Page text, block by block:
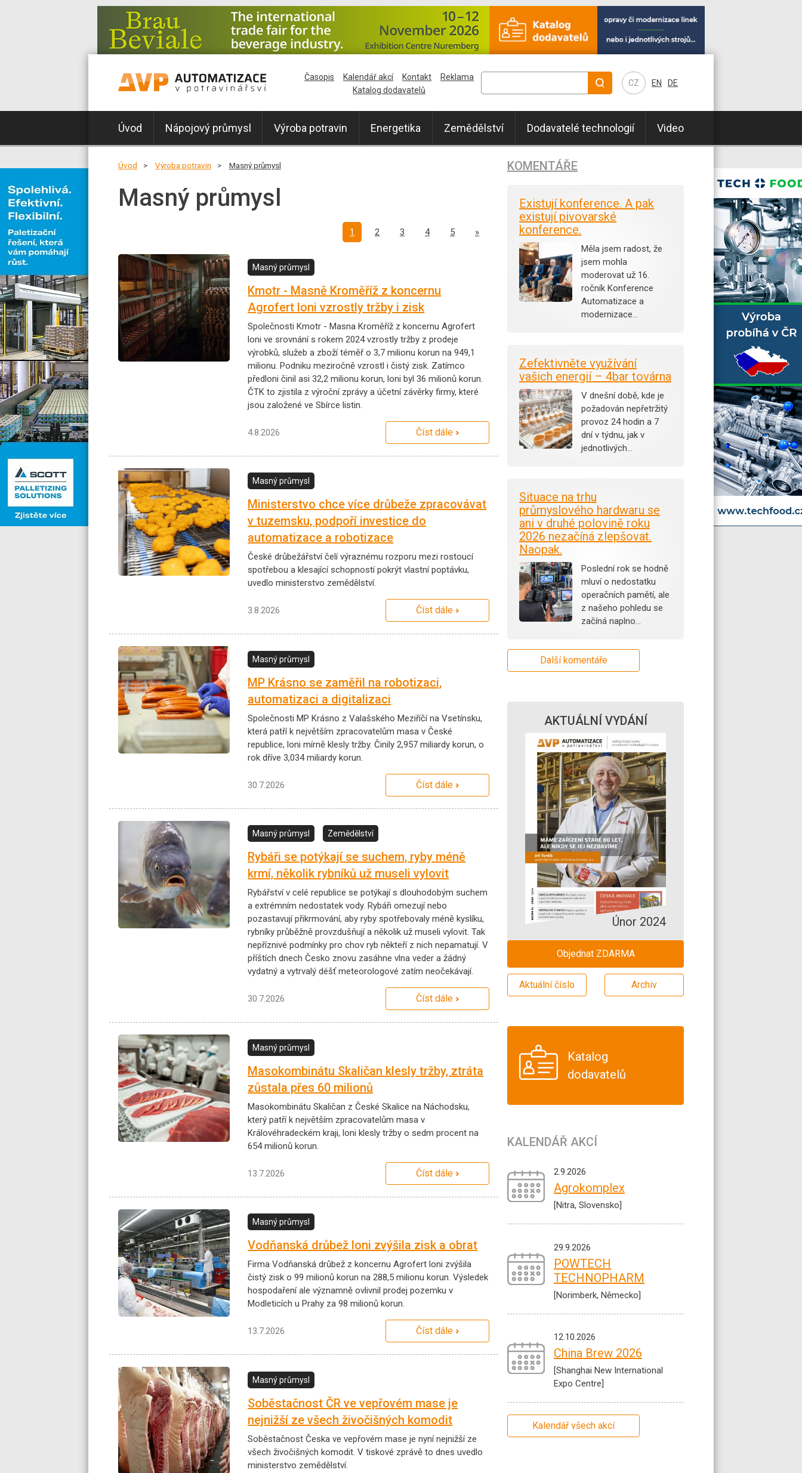
CZ EN DE
Úvod Nápojový průmysl Výroba potravin Energetika Zemědělství Dodavatelé technologií Video
Časopis Kalendář akcí Kontakt
Reklama
Katalog dodavatelů
Úvod Výroba potravin Masný průmysl
Masný průmysl
1 2 3 4 5 »Další
Masný průmysl
Kmotr - Masně Kroměříž z koncernu
Agrofert loni vzrostly tržby i zisk
Společnosti Kmotr - Masna Kroměříž z koncernu Agrofert
loni ve srovnání s rokem 2024 vzrostly tržby z prodeje
výrobků, služeb a zboží téměř o 3,7 milionu korun na 949,1
milionu. Podniku meziročně vzrostl i čistý zisk. Zatímco
předloni činil asi 32,2 milionu korun, loni byl 36 milionů korun.
ČTK to zjistila z výroční zprávy a účetní závěrky firmy, které
jsou založené ve Sbírce listin.
4.8.2026 Číst dále
Masný průmysl
Ministerstvo chce více drůbeže zpracovávat
v tuzemsku, podpoří investice do
automatizace a robotizace
České drůbežářství čelí výraznému rozporu mezi rostoucí
spotřebou a klesající schopností pokrýt vlastní poptávku,
uvedlo ministerstvo zemědělství.
3.8.2026 Číst dále
Masný průmysl
MP Krásno se zaměřil na robotizaci,
automatizaci a digitalizaci
Společnosti MP Krásno z Valašského Meziříčí na Vsetínsku,
která patří k největším zpracovatelům masa v České
republice, loni mírně klesly tržby. Činily 2,957 miliardy korun, o
rok dříve 3,034 miliardy korun.
30.7.2026 Číst dále
Masný průmysl Zemědělství
Rybáři se potýkají se suchem, ryby méně
krmí, několik rybníků už museli vylovit
Rybářství v celé republice se potýkají s dlouhodobým suchem
a extrémním nedostatek vody. Rybáři omezují nebo
pozastavují přikrmování, aby ryby spotřebovaly méně kyslíku,
rybníky průběžně provzdušňují a několik už museli vylovit. Tak
nepříznivé podmínky pro chov ryb někteří z nich nepamatují. V
příštích dnech Česko znovu zasáhne vlna veder a žádný
vydatný a vytrvalý déšť meteorologové zatím neočekávají.
30.7.2026 Číst dále
Masný průmysl
Masokombinátu Skaličan klesly tržby, ztráta
zůstala přes 60 milionů
Masokombinátu Skaličan z České Skalice na Náchodsku,
který patří k největším zpracovatelům masa v
Královéhradeckém kraji, loni klesly tržby o sedm procent na
654 milionů korun.
13.7.2026 Číst dále
Masný průmysl
Vodňanská drůbež loni zvýšila zisk a obrat
Firma Vodňanská drůbež z koncernu Agrofert loni zvýšila
čistý zisk o 99 milionů korun na 288,5 milionu korun. Výsledek
hospodaření ale významně ovlivnil prodej pozemku v
Modleticích u Prahy za 98 milionů korun.
13.7.2026 Číst dále
Masný průmysl
Soběstačnost ČR ve vepřovém mase je
nejnižší ze všech živočišných komodit
Soběstačnost Česka ve vepřovém mase je nyní nejnižší ze
všech živočišných komodit. V tiskové zprávě to dnes uvedlo
ministerstvo zemědělství.
KOMENTÁŘE
Existují konference. A pak
existují pivovarské
konference.
Měla jsem radost, že
jsem mohla
moderovat už 16.
ročník Konference
Automatizace a
modernizace…
Zefektivněte využívání
vašich energií – 4bar továrna
V dnešní době, kde je
požadován nepřetržitý
provoz 24 hodin a 7
dní v týdnu, jak v
jednotlivých…
Situace na trhu
průmyslového hardwaru se
ani v druhé polovině roku
2026 nezačíná zlepšovat.
Naopak.
Poslední rok se hodně
mluví o nedostatku
operačních pamětí, ale
z našeho pohledu se
začíná naplno…
Další komentáře
AKTUÁLNÍ VYDÁNÍ
Únor 2024
Objednat ZDARMA
Aktuální číslo Archiv
Katalog
dodavatelů
KALENDÁŘ AKCÍ
2.9.2026
Agrokomplex
[Nitra, Slovensko]
29.9.2026
POWTECH
TECHNOPHARM
[Norimberk, Německo]
12.10.2026
China Brew 2026
[Shanghai New International
Expo Centre]
Kalendář všech akcí